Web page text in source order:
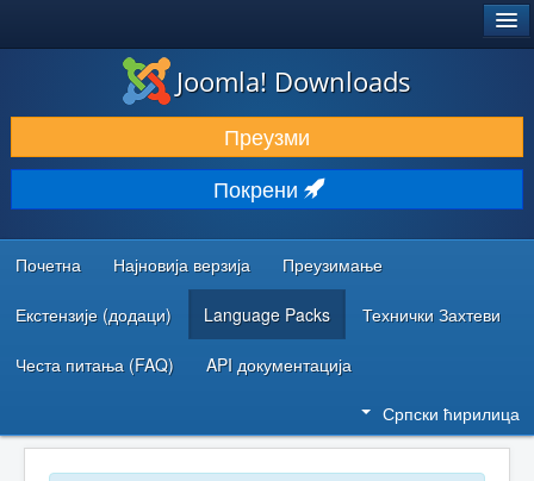
ПРЕУЗИМАЊЕ И ПРОШИРЕЊА (ЕКСТЕНЗИЈЕ)
ОТКРИЈТЕ И НАУЧИТЕ
ЗАЈЕДНИЦА И ПОДРШКА
РЕСУРСИ ЗА РАЗВОЈ
Joomla! Downloads
Преузми
Покрени
Почетна Најновија верзија Преузимање
Екстензије (додаци) Language Packs Технички Захтеви
Честа питања (FAQ) API документација
Српски ћирилица